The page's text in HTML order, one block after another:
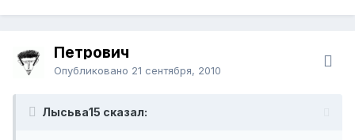
Петрович
Опубликовано 21 сентября, 2010
Лысьва15 сказал: